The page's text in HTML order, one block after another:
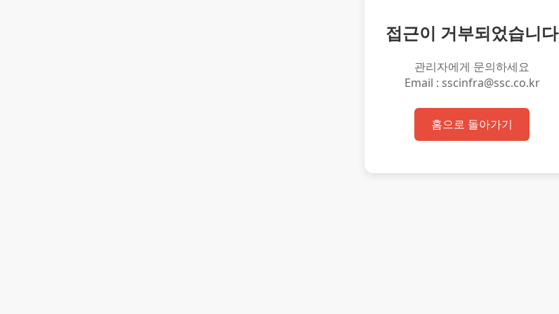
접근이 거부되었습니다
관리자에게 문의하세요
Email : sscinfra@ssc.co.kr
홈으로 돌아가기